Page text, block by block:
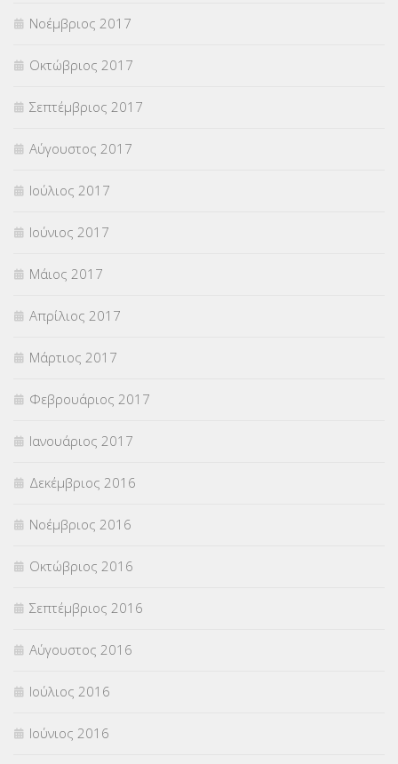
Νοέμβριος 2017
Οκτώβριος 2017
Σεπτέμβριος 2017
Αύγουστος 2017
Ιούλιος 2017
Ιούνιος 2017
Μάιος 2017
Απρίλιος 2017
Μάρτιος 2017
Φεβρουάριος 2017
Ιανουάριος 2017
Δεκέμβριος 2016
Νοέμβριος 2016
Οκτώβριος 2016
Σεπτέμβριος 2016
Αύγουστος 2016
Ιούλιος 2016
Ιούνιος 2016